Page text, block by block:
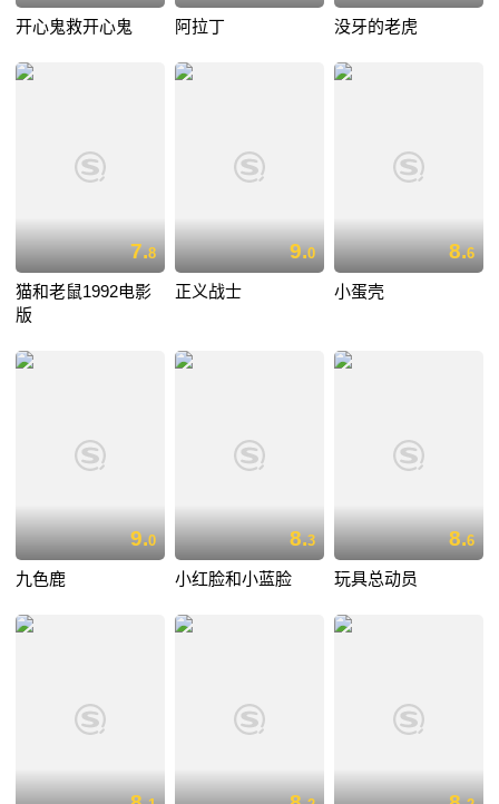
开心鬼救开心鬼 阿拉丁 没牙的老虎
7.8
猫和老鼠1992电影
版
9.0
正义战士
8.6
小蛋壳
9.0
九色鹿
8.3
小红脸和小蓝脸
8.6
玩具总动员